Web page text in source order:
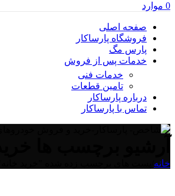
0 موارد
صفحه اصلی
فروشگاه پارساکار
پارس مگ
خدمات پس از فروش
خدمات فنی
تامین قطعات
درباره پارساکار
تماس با پارساکار
خانه